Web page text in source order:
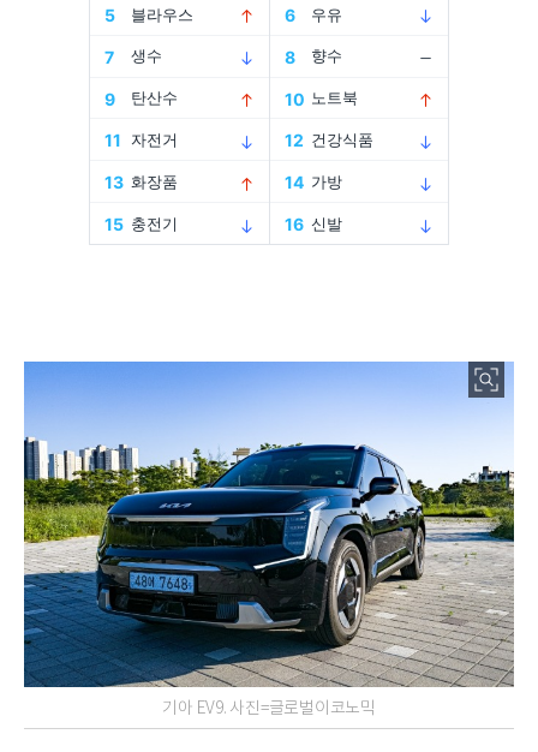
기아 EV9. 사진=글로벌이코노믹